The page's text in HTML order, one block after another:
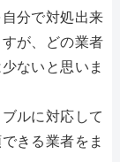
分で対処出来
が、どの業者
ないと思いま
ルに対応して
きる業者をま